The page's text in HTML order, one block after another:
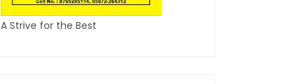
A Strive for the Best